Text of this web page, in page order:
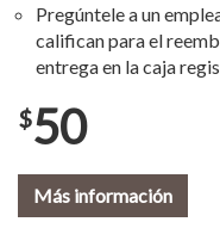
Pregúntele a un
califican para el
entrega en la caja
$50
Más información